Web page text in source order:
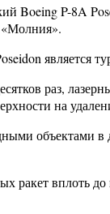
Boeing P-8A
«Молния».
раз,
на
объектами
ракет вплоть